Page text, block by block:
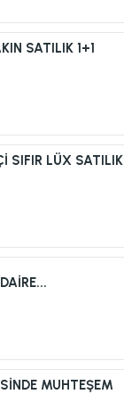
SATILIK 1+1
SIFIR LÜX SATILIK
MUHTEŞEM